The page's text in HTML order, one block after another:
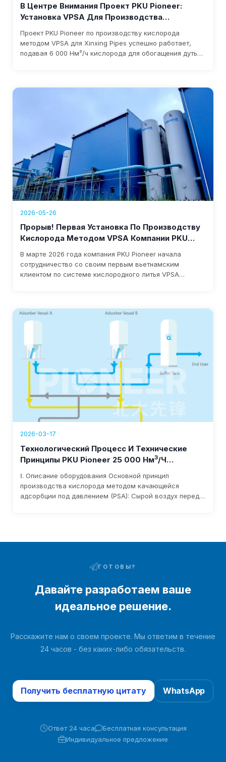
В Центре Внимания Проект PKU Pioneer:
Установка VPSA Для Производства
Эксплуатацию И Приносит Более 1,76 Млн
Долларов США Годового Дохода
Проект PKU Pioneer по производству кислорода
методом VPSA для Xinxing Pipes успешно работает,
подавая 6 000 Нм³/ч кислорода для обогащения дутья
2026-05-26
Прорыв! Первая Установка По Производству
Кислорода Методом VPSA Компании PKU
В марте 2026 года компания PKU Pioneer начала
сотрудничество со своим первым вьетнамским
клиентом по системе кислородного литья VPSA
обеспечивает быстрое внедрение, потребление
электроэнергии менее 0,3 кВт·ч/Нм³ и ежегодную
экономию в размере 1-8 миллионов долларов.
2026-03-17
Технологический Процесс И Технические
Принципы PKU Pioneer 25 000 Нм3/ч
Оборудование Для Производства Кислорода
Ⅰ. Описание оборудования Основной принцип
производства кислорода методом качающейся
адсорбции под давлением (PSA): Сырой воздух перед
сыром воздухе, адсорбируются...
ГОТОВЫ?
Давайте разработаем ваше
идеальное решение.
Расскажите нам о своем проекте. Мы ответим в течение
24 часов - без каких-либо обязательств.
Получить бесплатную цитату WhatsApp
Ответ 24 часа
Бесплатная консультация
Индивидуальное предложение